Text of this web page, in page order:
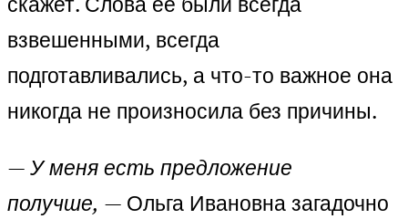
взвешенными, всегда
подготавливались, а что-то важное она
никогда не произносила без причины.
— У меня есть предложение
получше, — Ольга Ивановна загадочно